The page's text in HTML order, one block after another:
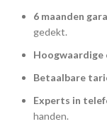
6 maanden
gedekt.
Hoogwaardige
Betaalbare
Experts in
handen.